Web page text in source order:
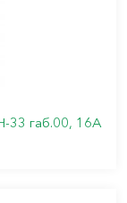
33 габ.00, 16А